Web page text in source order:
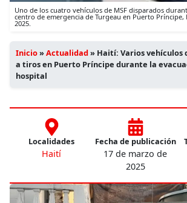
Uno de los cuatro vehículos de MSF disparados
centro de emergencia de Turgeau en Puerto Príncipe,
2025.
Inicio»Actualidad» Haití: Varios vehículos
a tiros en Puerto Príncipe durante la
hospital
Localidades
Haití
Fecha de publicación
17 de marzo de
2025